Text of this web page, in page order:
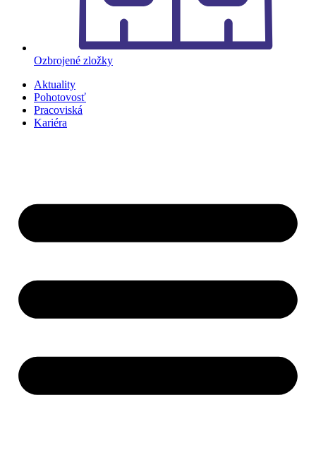
Ozbrojené zložky
Aktuality
Pohotovosť
Pracoviská
Kariéra